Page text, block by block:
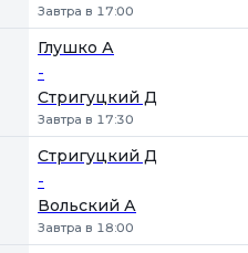
Завтра в 17:00
Глушко А
-
Стригуцкий Д
Завтра в 17:30
Стригуцкий Д
-
Вольский А
Завтра в 18:00